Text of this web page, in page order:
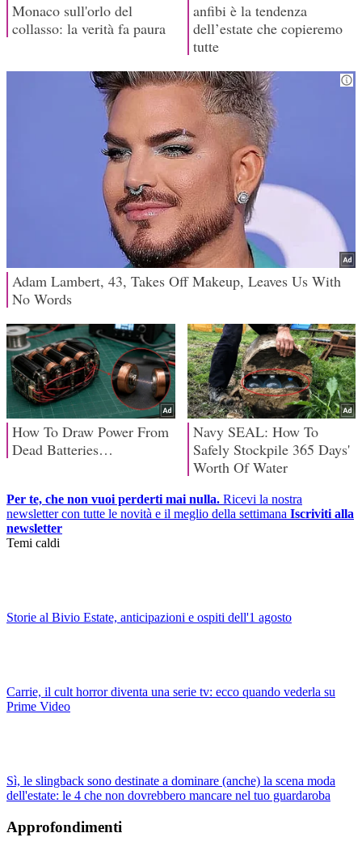
Per te, che non vuoi perderti mai nulla. Ricevi la nostra
newsletter con tutte le novità e il meglio della settimana Iscriviti alla
newsletter
Temi caldi
Storie al Bivio Estate, anticipazioni e ospiti dell'1 agosto
Carrie, il cult horror diventa una serie tv: ecco quando vederla su
Prime Video
Sì, le slingback sono destinate a dominare (anche) la scena moda
dell'estate: le 4 che non dovrebbero mancare nel tuo guardaroba
Approfondimenti